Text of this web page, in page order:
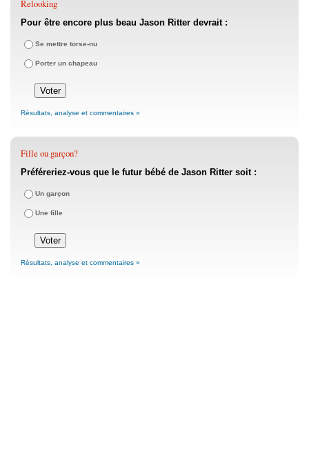
Relooking
Pour être encore plus beau Jason Ritter devrait :
Se mettre torse-nu
Porter un chapeau
Résultats, analyse et commentaires »
Fille ou garçon?
Préféreriez-vous que le futur bébé de Jason Ritter soit :
Un garçon
Une fille
Résultats, analyse et commentaires »